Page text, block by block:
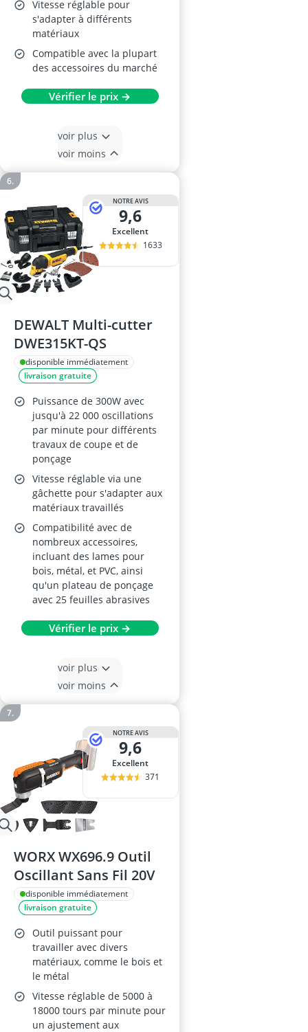
Vitesse réglable pour
s'adapter à différents
matériaux
Compatible avec la plupart
des accessoires du marché
Vérifier le prix →
voir plus
voir moins
NOTRE AVIS
9,6
Excellent
1633
DEWALT Multi-cutter
DWE315KT-QS
disponible immédiatement
livraison gratuite
Puissance de 300W avec
jusqu'à 22 000 oscillations
par minute pour différents
travaux de coupe et de
ponçage
Vitesse réglable via une
gâchette pour s'adapter aux
matériaux travaillés
Compatibilité avec de
nombreux accessoires,
incluant des lames pour
bois, métal, et PVC, ainsi
qu'un plateau de ponçage
avec 25 feuilles abrasives
Vérifier le prix →
voir plus
voir moins
NOTRE AVIS
9,6
Excellent
371
WORX WX696.9 Outil
Oscillant Sans Fil 20V
disponible immédiatement
livraison gratuite
Outil puissant pour
travailler avec divers
matériaux, comme le bois et
le métal
Vitesse réglable de 5000 à
18000 tours par minute pour
un ajustement aux